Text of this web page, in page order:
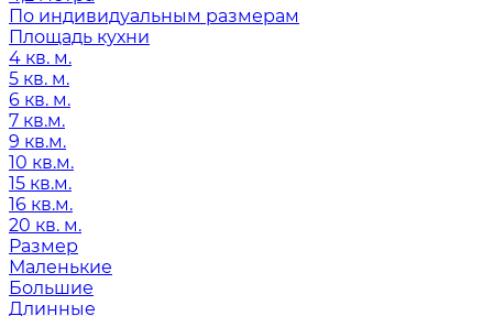
По индивидуальным размерам
Площадь кухни
4 кв. м.
5 кв. м.
6 кв. м.
7 кв.м.
9 кв.м.
10 кв.м.
15 кв.м.
16 кв.м.
20 кв. м.
Размер
Маленькие
Большие
Длинные